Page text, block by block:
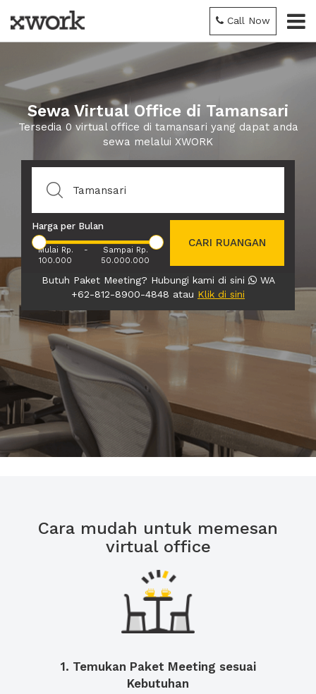
Call Now
Sewa Virtual Office di Tamansari
Tersedia 0 virtual office di tamansari yang dapat anda
sewa melalui XWORK
Harga per Bulan
Mulai Rp.
100.000
-
Sampai Rp.
50.000.000
CARI RUANGAN
Butuh Paket Meeting? Hubungi kami di sini
WA
+62-812-8900-4848 atau Klik di sini
Cara mudah untuk memesan
virtual office
1. Temukan Paket Meeting sesuai
Kebutuhan